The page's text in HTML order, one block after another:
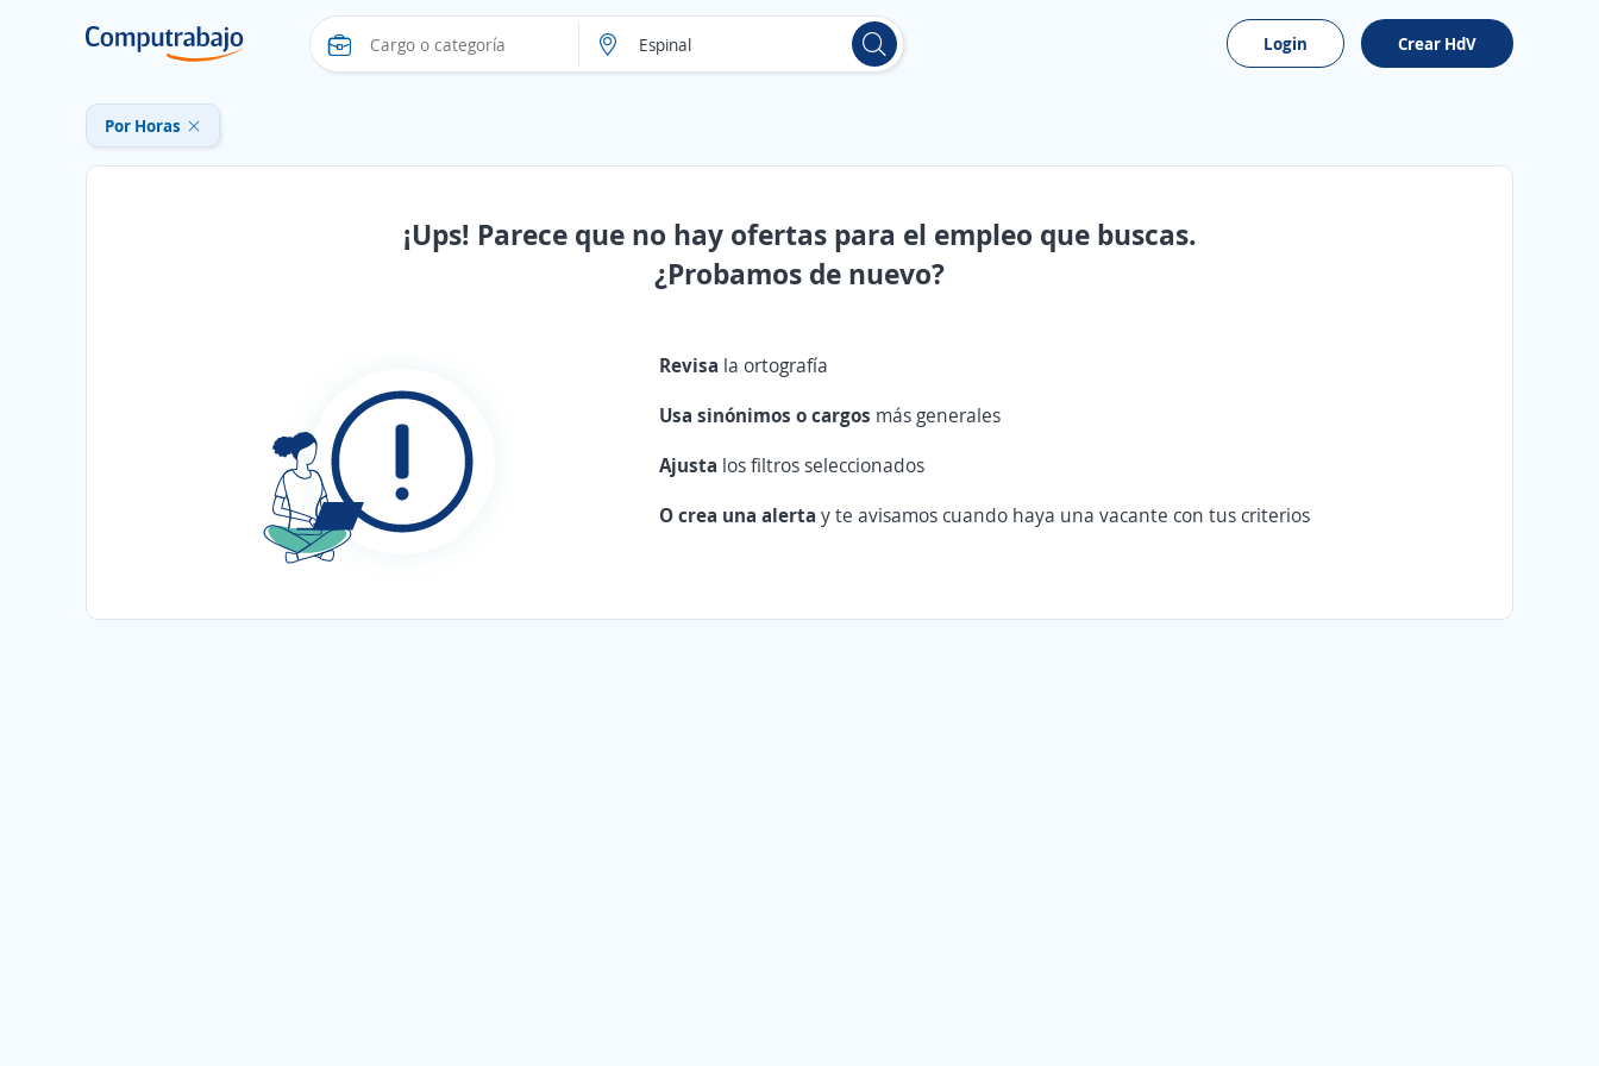
Login Crear HdV
Por Horas
¡Ups! Parece que no hay ofertas para el empleo que buscas.
¿Probamos de nuevo?
Revisa la ortografía
Usa sinónimos o cargos más generales
Ajusta los filtros seleccionados
O crea una alertay te avisamos cuando haya una vacante con tus criterios